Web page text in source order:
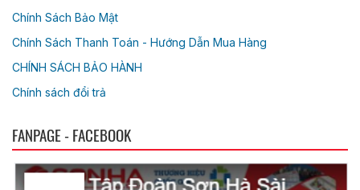
Chính Sách Bảo Mật
Chính Sách Thanh Toán - Hướng Dẫn Mua Hàng
CHÍNH SÁCH BẢO HÀNH
Chính sách đổi trả
FANPAGE - FACEBOOK